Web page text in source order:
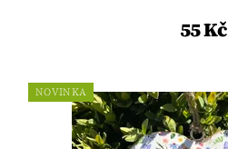
55 Kč
NOVINKA